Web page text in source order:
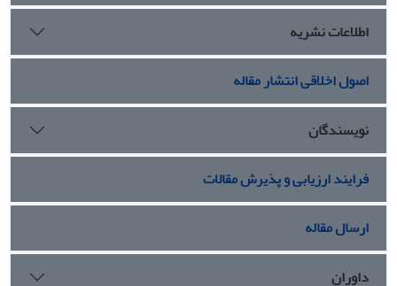
اطلاعات نشریه
اصول اخلاقی انتشار مقاله
نویسندگان
فرایند ارزیابی و پذیرش مقالات
ارسال مقاله
داوران